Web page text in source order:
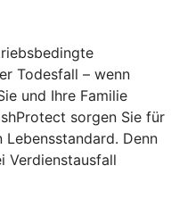
Todesfall – wenn
und Ihre Familie
sorgen Sie für
Denn
Verdienstausfall